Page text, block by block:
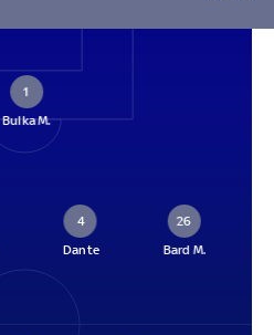
1
Bulka M.
4
Dante
26
Bard M.